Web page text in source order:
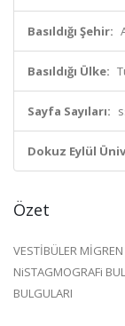
Basıldığı Şehir:
Basıldığı Ülke:
Sayfa Sayıları:
Dokuz Eylül
Özet
VESTİBÜLER
NiSTAGMOGRAFi
BULGULARI